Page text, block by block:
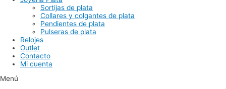
Sortijas de plata
Collares y colgantes de plata
Pendientes de plata
Pulseras de plata
Relojes
Outlet
Contacto
Mi cuenta
Menú